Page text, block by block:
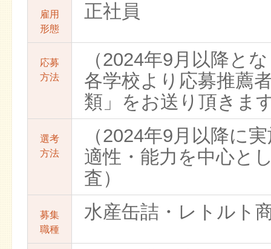
雇用
形態
正社員
応募
方法
（2024年9月以降と
各学校より応募推薦
類」をお送り頂きま
選考
方法
（2024年9月以降に
適性・能力を中心と
査）
募集
職種
水産缶詰・レトルト